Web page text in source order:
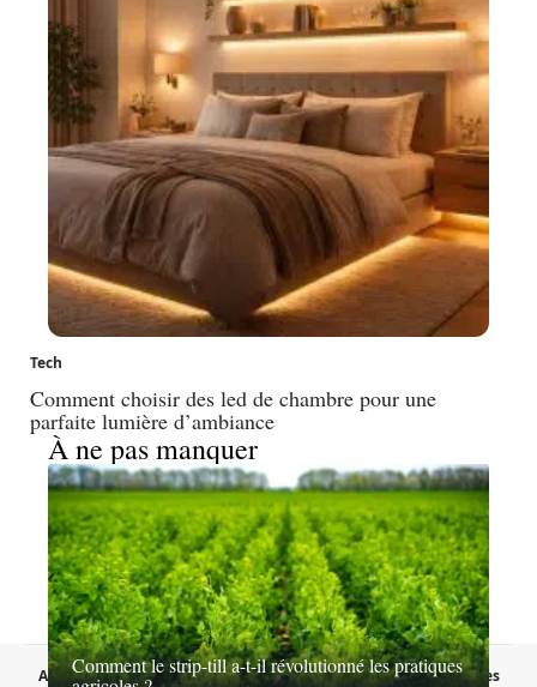
Tech
Comment choisir des led de chambre pour une
parfaite lumière d’ambiance
À ne pas manquer
Comment le strip-till a-t-il révolutionné les pratiques
A propos Contact Proposer un article Mentions légales